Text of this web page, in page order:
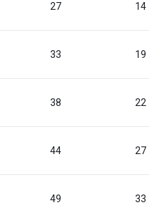
27 14
33 19
38 22
44 27
49 33